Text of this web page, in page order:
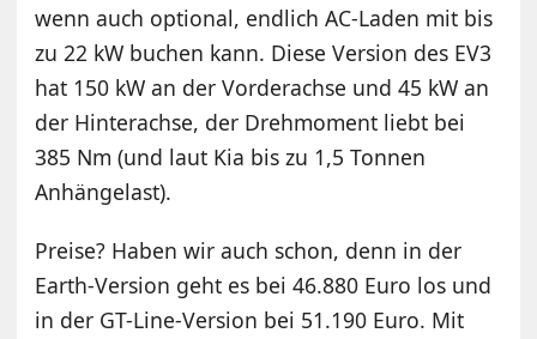
wenn auch optional, endlich AC-Laden mit bis
zu 22 kW buchen kann. Diese Version des EV3
hat 150 kW an der Vorderachse und 45 kW an
der Hinterachse, der Drehmoment liebt bei
385 Nm (und laut Kia bis zu 1,5 Tonnen
Anhängelast).
Preise? Haben wir auch schon, denn in der
Earth-Version geht es bei 46.880 Euro los und
in der GT-Line-Version bei 51.190 Euro. Mit